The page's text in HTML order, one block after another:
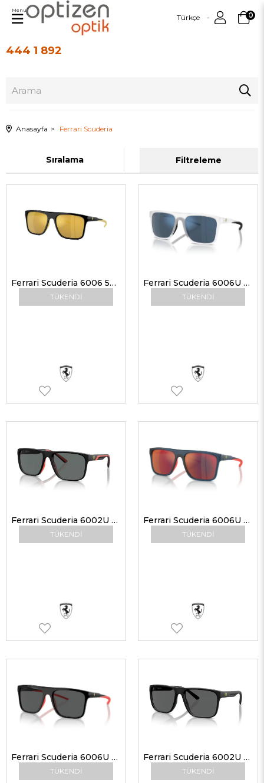
444 1 892
Türkçe 0
Menu
Anasayfa Ferrari Scuderia
Filtreleme
Sıralama
TÜKENDI
Ferrari Scuderia 6006 501/5A 58 Erkek Güneş Gözlükleri
TÜKENDI
Ferrari Scuderia 6006U 505/55 58 Erkek Güneş Gözlükleri
TÜKENDI
Ferrari Scuderia 6002U 501/6Q 59 Erkek Güneş Gözlükleri
TÜKENDI
Ferrari Scuderia 6006U 506/6P 58 Erkek Güneş Gözlükleri
TÜKENDI
Ferrari Scuderia 6006U 501/87 58 Erkek Güneş Gözlükleri
TÜKENDI
Ferrari Scuderia 6002U 504/87 59 Erkek Güneş Gözlükleri